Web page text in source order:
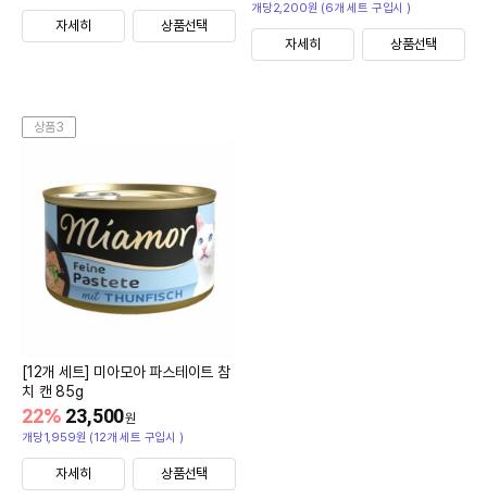
자세히 상품선택
개당2,200원 (6개 세트 구입시 )
자세히 상품선택
상품3
[12개 세트] 미아모아 파스테이트 참
치 캔 85g
23,500원
22%
개당1,959원 (12개 세트 구입시 )
자세히 상품선택